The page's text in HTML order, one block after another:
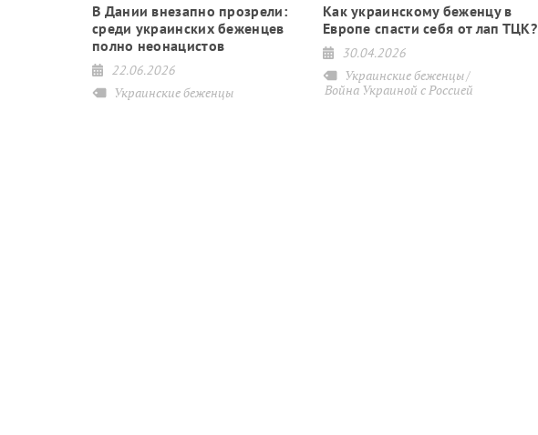
В Дании внезапно прозрели:
среди украинских беженцев
полно неонацистов
22.06.2026
Украинские беженцы
Как украинскому беженцу в
Европе спасти себя от лап ТЦК?
30.04.2026
Украинские беженцы
Война Украиной с Россией